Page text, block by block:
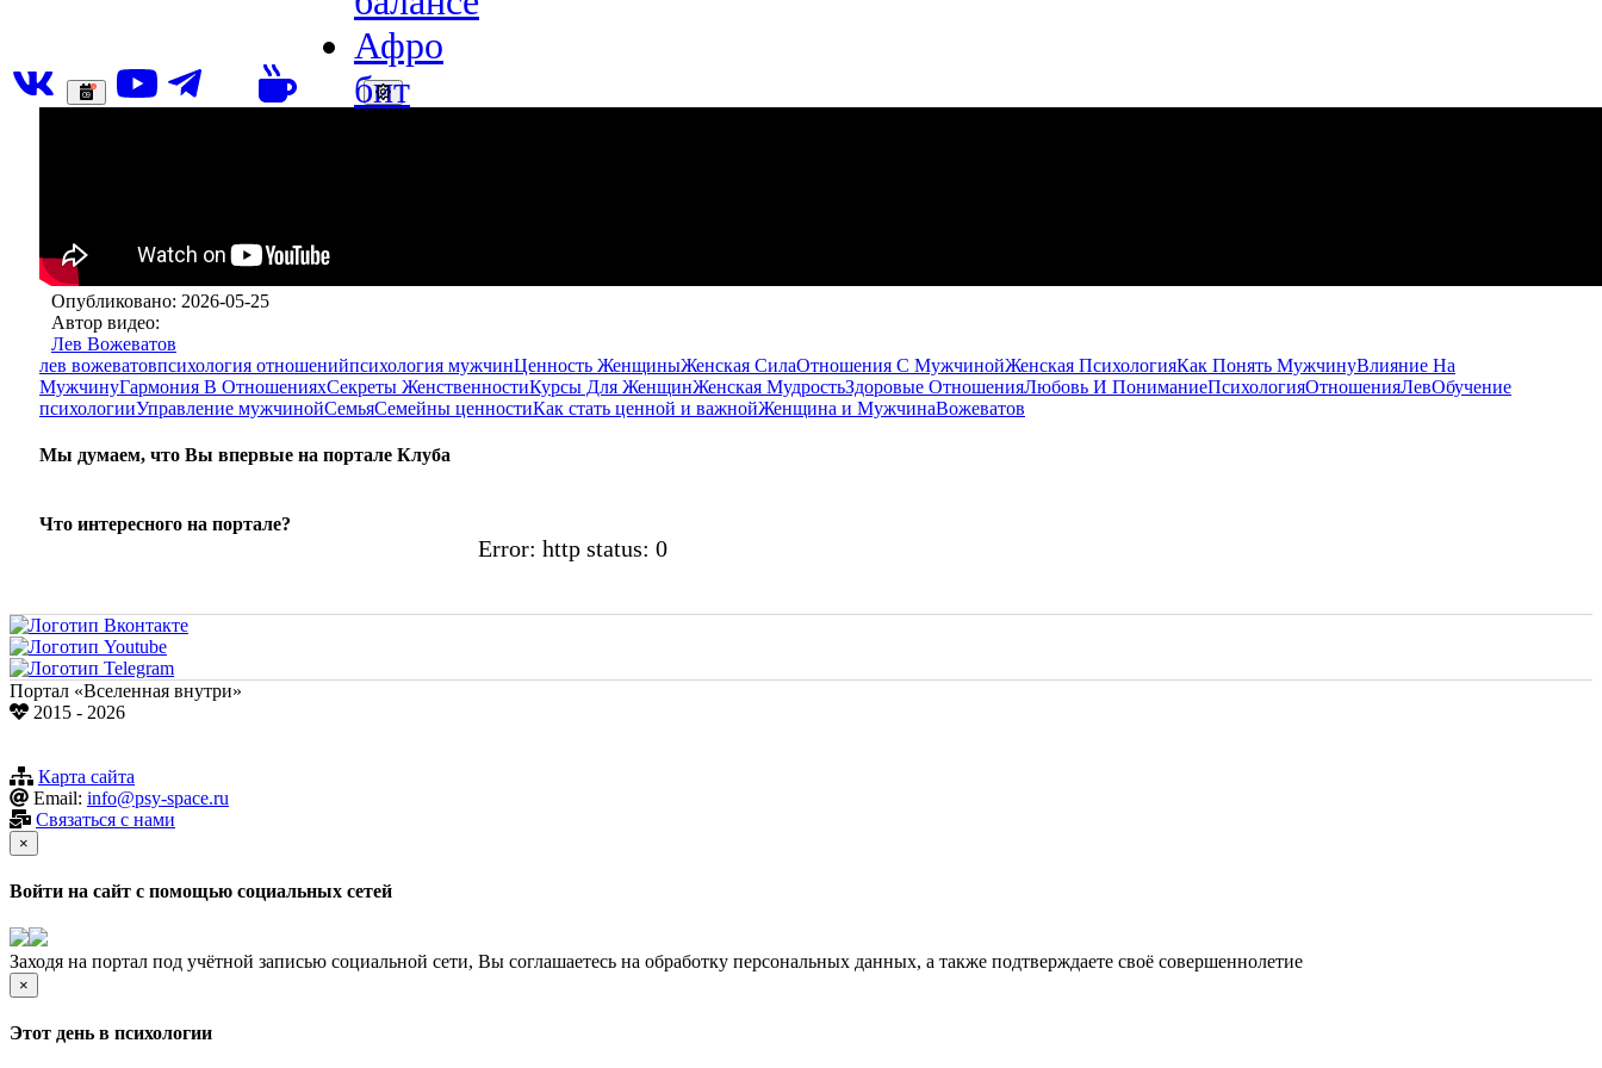
09
1
Афро
бит
Опубликовано: 2026-05-25
Автор видео:
Лев Вожеватов
лев вожеватовпсихология отношенийпсихология мужчинЦенность ЖенщиныЖенская СилаОтношения С МужчинойЖенская ПсихологияКак Понять МужчинуВлияние На
МужчинуГармония В ОтношенияхСекреты ЖенственностиКурсы Для ЖенщинЖенская МудростьЗдоровые ОтношенияЛюбовь И ПониманиеПсихологияОтношенияЛевОбучение
психологииУправление мужчинойСемьяСемейны ценностиКак стать ценной и важнойЖенщина и МужчинаВожеватов
Мы думаем, что Вы впервые на портале Клуба
Что интересного на портале?
Error: http status: 0
Портал «Вселенная внутри»
2015 - 2026
Карта сайта
Email: info@psy-space.ru
Связаться с нами
×
Войти на сайт с помощью социальных сетей
Заходя на портал под учётной записью социальной сети, Вы соглашаетесь на обработку персональных данных, а также подтверждаете своё совершеннолетие
×
Этот день в психологии